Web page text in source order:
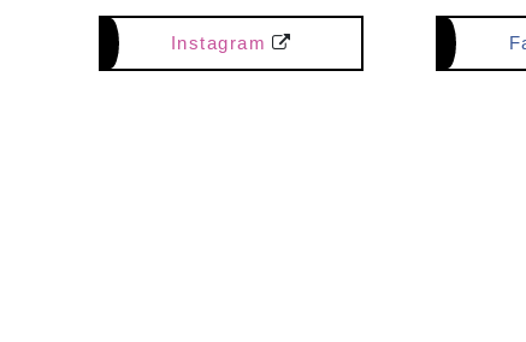
Instagram